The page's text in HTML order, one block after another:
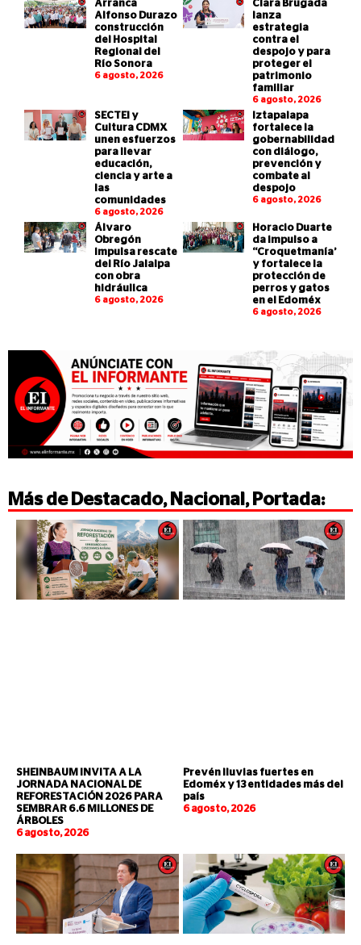
Arranca
Alfonso Durazo
construcción
del Hospital
Regional del
Río Sonora
6 agosto, 2026
Clara Brugada
lanza
estrategia
contra el
despojo y para
proteger el
patrimonio
familiar
6 agosto, 2026
SECTEI y
Cultura CDMX
unen esfuerzos
para llevar
educación,
ciencia y arte a
las
comunidades
6 agosto, 2026
Iztapalapa
fortalece la
gobernabilidad
con diálogo,
prevención y
combate al
despojo
6 agosto, 2026
Álvaro
Obregón
impulsa rescate
del Río Jalalpa
con obra
hidráulica
6 agosto, 2026
Horacio Duarte
da impulso a
“Croquetmanía”
y fortalece la
protección de
perros y gatos
en el Edoméx
6 agosto, 2026
Más de Destacado, Nacional , Portada:
SHEINBAUM INVITA A LA
JORNADA NACIONAL DE
REFORESTACIÓN 2026 PARA
SEMBRAR 6.6 MILLONES DE
ÁRBOLES
6 agosto, 2026
Prevén lluvias fuertes en
Edoméx y 13 entidades más del
país
6 agosto, 2026